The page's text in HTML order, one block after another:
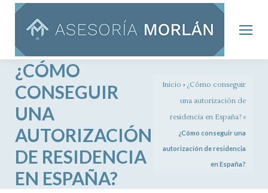
¿CÓMO
CONSEGUIR
UNA
AUTORIZACIÓN
DE RESIDENCIA
EN ESPAÑA?
Inicio » ¿Cómo conseguir
una autorización de
residencia en España? »
¿Cómo conseguir una
autorización de residencia
en España?